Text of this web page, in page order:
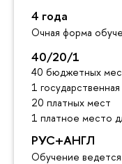
4 года
Очная форма
40/20/1
40 бюджетных
1
20 платных мест
1 платное место
РУС+АНГЛ
Обучение ведется